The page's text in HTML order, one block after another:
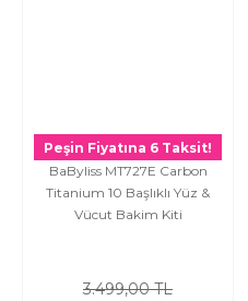
Peşin Fiyatına 6 Taksit!
BaByliss MT727E Carbon
Titanium 10 Başlıklı Yüz &
Vücut Bakim Kiti
3.499,00 TL